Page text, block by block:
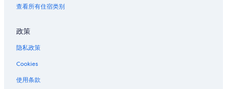
位于莱克威尔士的豪华酒店
查看所有住宿类别
政策
隐私政策
Cookies
使用条款